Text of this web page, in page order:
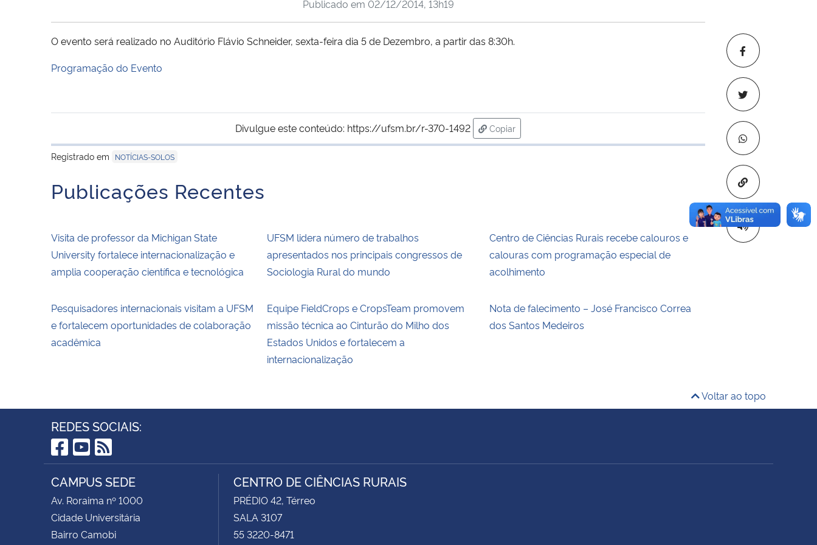
Copiar para
Publicado em 02/12/2014, 13h19
O evento será realizado no Auditório Flávio Schneider, sexta-feira dia 5 de Dezembro, a partir das 8:30h.
Programação do Evento
Divulgue este conteúdo: https://ufsm.br/r-370-1492
Copiar
para área de transferência
Registrado em
NOTÍCIAS-SOLOS
Publicações Recentes
Visita de professor da Michigan State
University fortalece internacionalização e
amplia cooperação científica e tecnológica
UFSM lidera número de trabalhos
apresentados nos principais congressos de
Sociologia Rural do mundo
Centro de Ciências Rurais recebe calouros e
calouras com programação especial de
acolhimento
Pesquisadores internacionais visitam a UFSM
e fortalecem oportunidades de colaboração
acadêmica
Equipe FieldCrops e CropsTeam promovem
missão técnica ao Cinturão do Milho dos
Estados Unidos e fortalecem a
internacionalização
Nota de falecimento – José Francisco Correa
dos Santos Medeiros
Voltar ao topo
REDES SOCIAIS:
Facebook
YouTube
RSS
CAMPUS SEDE
Av. Roraima nº 1000
Cidade Universitária
Bairro Camobi
CENTRO DE CIÊNCIAS RURAIS
PRÉDIO 42, Térreo
SALA 3107
55 3220-8471